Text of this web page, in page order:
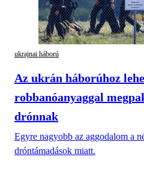
ukrajnai háború
Az ukrán háborúhoz
robbanóanyaggal
drónnak
Egyre nagyobb az aggodalom a
dróntámadások miatt.